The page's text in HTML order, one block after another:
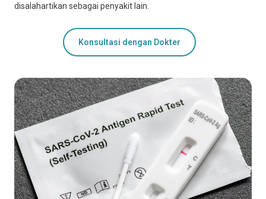
disalahartikan sebagai penyakit lain.
Konsultasi dengan Dokter